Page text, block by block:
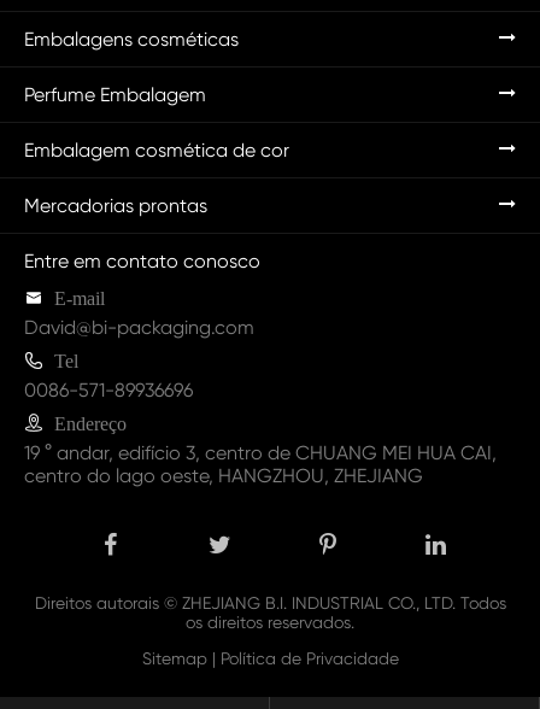
Embalagens cosméticas
Perfume Embalagem
Embalagem cosmética de cor
Mercadorias prontas
Entre em contato conosco
 E-mail
David@bi-packaging.com
 Tel
0086-571-89936696
 Endereço
19 ° andar, edifício 3, centro de CHUANG MEI HUA CAI,
centro do lago oeste, HANGZHOU, ZHEJIANG
Direitos autorais © ZHEJIANG B.I. INDUSTRIAL CO., LTD. Todos
os direitos reservados.
Sitemap| Política de Privacidade